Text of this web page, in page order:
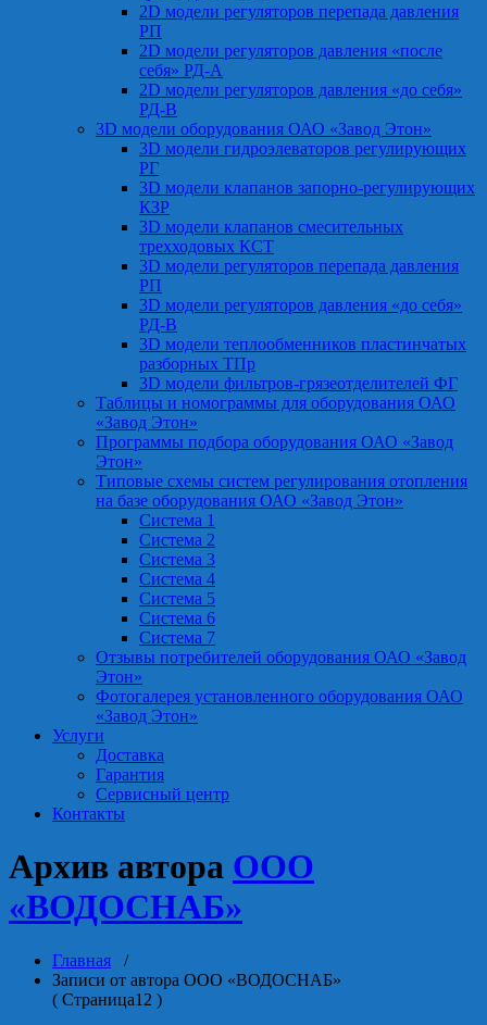
2D модели регуляторов перепада давления
РП
2D модели регуляторов давления «после
себя» РД-А
2D модели регуляторов давления «до себя»
РД-В
3D модели оборудования ОАО «Завод Этон»
3D модели гидроэлеваторов регулирующих
РГ
3D модели клапанов запорно-регулирующих
КЗР
3D модели клапанов смесительных
трехходовых КСТ
3D модели регуляторов перепада давления
РП
3D модели регуляторов давления «до себя»
РД-В
3D модели теплообменников пластинчатых
разборных ТПр
3D модели фильтров-грязеотделителей ФГ
Таблицы и номограммы для оборудования ОАО
«Завод Этон»
Программы подбора оборудования ОАО «Завод
Этон»
Типовые схемы систем регулирования отопления
на базе оборудования ОАО «Завод Этон»
Система 1
Система 2
Система 3
Система 4
Система 5
Система 6
Система 7
Отзывы потребителей оборудования ОАО «Завод
Этон»
Фотогалерея установленного оборудования ОАО
«Завод Этон»
Услуги
Доставка
Гарантия
Сервисный центр
Контакты
Архив автора ООО
«ВОДОСНАБ»
Главная /
Записи от автора ООО «ВОДОСНАБ»
( Страница12 )